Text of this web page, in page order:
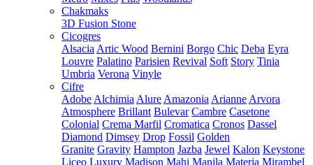
Chakmaks
3D Fusion Stone
Cicogres
Alsacia Artic Wood Bernini Borgo Chic Deba Eyra
Louvre Palatino Parisien Revival Soft Story Tinia
Umbria Verona Vinyle
Cifre
Adobe Alchimia Alure Amazonia Arianne Arvora
Atmosphere Brillant Bulevar Cambre Casetone
Colonial Crema Marfil Cromatica Cronos Dassel
Diamond Dimsey Drop Fossil Golden
Granite Gravity Hampton Jazba Jewel Kalon Keystone
Liceo Luxury Madison Mahi Manila Materia Mirambel